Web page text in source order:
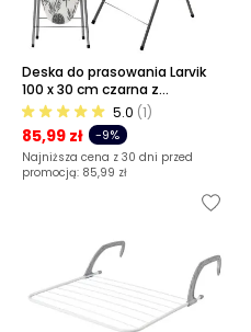
Deska do prasowania Larvik
100 x 30 cm czarna z
uchwytem
5.0 (1)
85,99 zł -9%
Najniższa cena z 30 dni przed
promocją: 85,99 zł